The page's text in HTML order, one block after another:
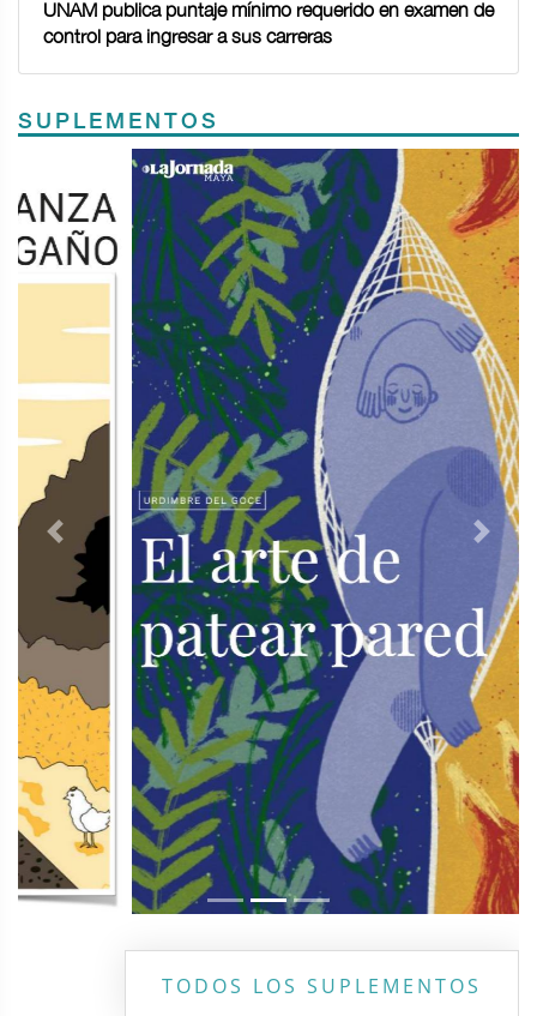
UNAM publica puntaje mínimo requerido en examen de
control para ingresar a sus carreras
SUPLEMENTOS
Previous Next
TODOS LOS SUPLEMENTOS